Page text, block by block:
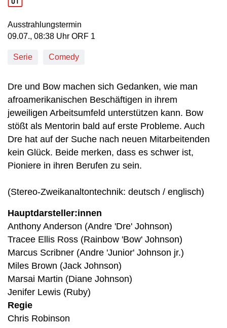
Ausstrahlungstermin
09. Juli, 08:38 Uhr in ORF 1
09.07., 08:38 Uhr ORF 1
Serie Comedy
Dre und Bow machen sich Gedanken, wie man
afroamerikanischen Beschäftigen in ihrem
jeweiligen Arbeitsumfeld unterstützen kann. Bow
stößt als Mentorin bald auf erste Probleme. Auch
Dre hat auf der Suche nach neuen Mitarbeitenden
kein Glück. Beide merken, dass es schwer ist,
Pioniere in ihren Berufen zu sein.
(Stereo-Zweikanaltontechnik: deutsch / englisch)
Hauptdarsteller:innen
Anthony Anderson (Andre 'Dre' Johnson)
Tracee Ellis Ross (Rainbow 'Bow' Johnson)
Marcus Scribner (Andre 'Junior' Johnson jr.)
Miles Brown (Jack Johnson)
Marsai Martin (Diane Johnson)
Jenifer Lewis (Ruby)
Regie
Chris Robinson